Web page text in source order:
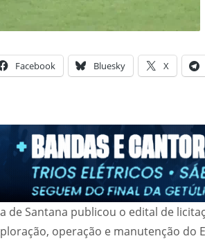
Facebook Bluesky X
de Santana publicou o edital de
operação e manutenção do